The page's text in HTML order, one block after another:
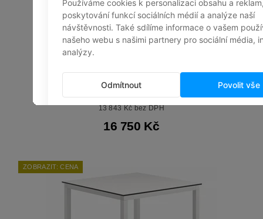
STŮL 26-140 COM 150X80
13 843 Kč bez DPH
16 750 Kč
ZOBRAZIT: CENA